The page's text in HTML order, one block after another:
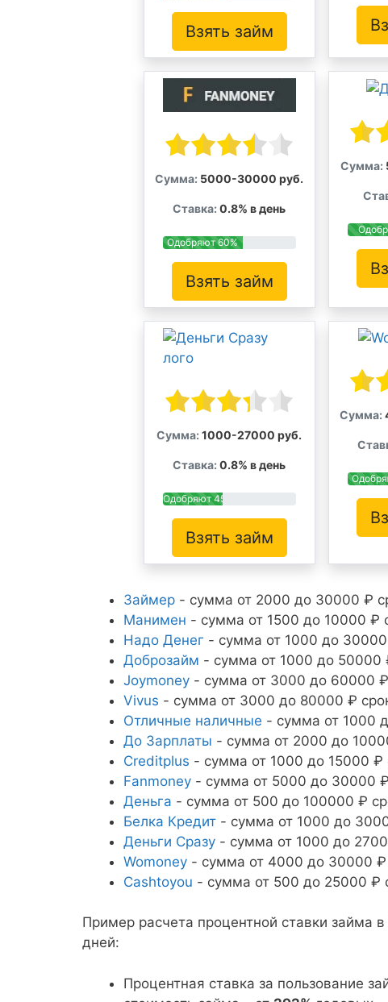
Взять займ
Сумма: 5000-30000 руб.
Ставка: 0.8% в день
Одобряют 60%
Взять займ
Сумма:
Сумма: 1000-27000 руб.
Ставка: 0.8% в день
Одобряют 45%
Взять займ
Сумма:
Займер - сумма от 2000 до 30000 ₽
Манимен - сумма от 1500 до 10000 ₽
Надо Денег - сумма от 1000 до
Доброзайм - сумма от 1000 до 50000
Joymoney - сумма от 3000 до 60000 ₽
Vivus - сумма от 3000 до 80000 ₽
Отличные наличные - сумма от 1000
До Зарплаты - сумма от 2000 до
Creditplus - сумма от 1000 до 15000 ₽
Fanmoney - сумма от 5000 до 30000 ₽
Деньга - сумма от 500 до 100000 ₽
Белка Кредит - сумма от 1000 до
Деньги Сразу - сумма от 1000 до
Womoney - сумма от 4000 до 30000 ₽
Cashtoyou - сумма от 500 до 25000 ₽
Пример расчета процентной ставки займа
дней:
Процентная ставка за пользование